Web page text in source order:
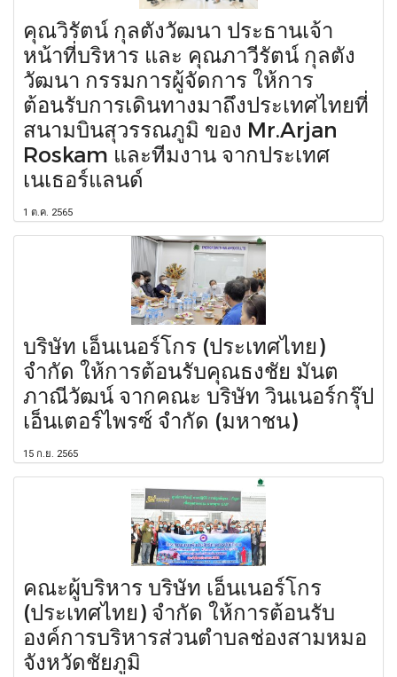
คุณวิรัตน์ กุลตังวัฒนา ประธานเจ้า
หน้าที่บริหาร และ คุณภาวีรัตน์ กุลตัง
วัฒนา กรรมการผู้จัดการ ให้การ
ต้อนรับการเดินทางมาถึงประเทศไทยที่
สนามบินสุวรรณภูมิ ของ Mr.Arjan
Roskam และทีมงาน จากประเทศ
เนเธอร์แลนด์
1 ต.ค. 2565
บริษัท เอ็นเนอร์โกร (ประเทศไทย)
จำกัด ให้การต้อนรับคุณธงชัย มันต
ภาณีวัฒน์ จากคณะ บริษัท วินเนอร์กรุ๊ป
เอ็นเตอร์ไพรซ์ จำกัด (มหาชน)
15 ก.ย. 2565
คณะผู้บริหาร บริษัท เอ็นเนอร์โกร
(ประเทศไทย) จำกัด ให้การต้อนรับ
องค์การบริหารส่วนตำบลช่องสามหมอ
จังหวัดชัยภูมิ